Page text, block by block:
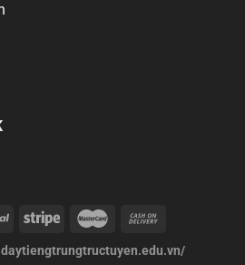
daytiengtrungtructuyen.edu.vn/